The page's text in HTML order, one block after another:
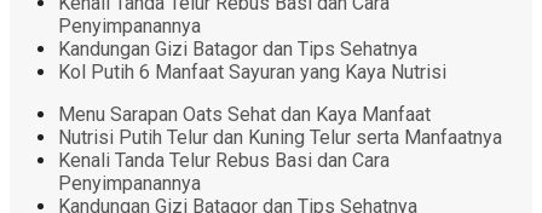
Penyimpanannya
Kandungan Gizi Batagor dan Tips Sehatnya
Kol Putih 6 Manfaat Sayuran yang Kaya Nutrisi
Menu Sarapan Oats Sehat dan Kaya Manfaat
Nutrisi Putih Telur dan Kuning Telur serta Manfaatnya
Kenali Tanda Telur Rebus Basi dan Cara
Penyimpanannya
Kandungan Gizi Batagor dan Tips Sehatnya